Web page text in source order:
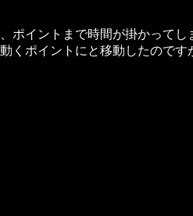
イントまで時間が掛かってし
くポイントにと移動したので